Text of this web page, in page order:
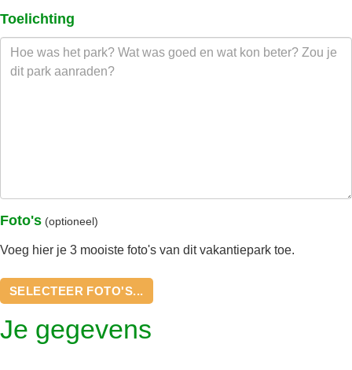
Toelichting
Foto's (optioneel)
Voeg hier je 3 mooiste foto's van dit vakantiepark toe.
SELECTEER FOTO'S...
Je gegevens